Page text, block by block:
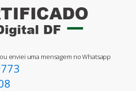
enviei uma mensagem no Whatsapp